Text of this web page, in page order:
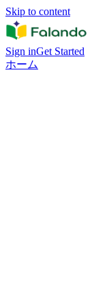
Skip to content
Sign inGet Started
ホーム